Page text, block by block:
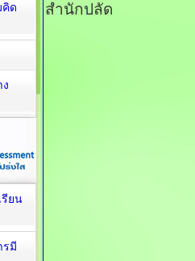
สำนักปลัด
คิด
รียน
รมี